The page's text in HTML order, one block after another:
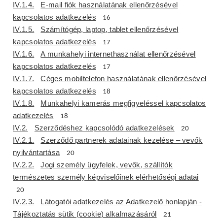
IV.1.4.
E-mail fiók használatának ellenőrzésével
kapcsolatos adatkezelés
16
IV.1.5.
Számítógép, laptop, tablet ellenőrzésével
kapcsolatos adatkezelés
17
IV.1.6.
A munkahelyi internethasználat ellenőrzésével
kapcsolatos adatkezelés
17
IV.1.7.
Céges mobiltelefon használatának ellenőrzésével
kapcsolatos adatkezelés
18
IV.1.8.
Munkahelyi kamerás megfigyeléssel kapcsolatos
adatkezelés
18
IV.2. Szerződéshez kapcsolódó adatkezelések 20
IV.2.1.
Szerződő partnerek adatainak kezelése – vevők
nyilvántartása
20
IV.2.2.
Jogi személy ügyfelek, vevők, szállítók
természetes személy képviselőinek elérhetőségi adatai
20
IV.2.3.
Látogatói adatkezelés az Adatkezelő honlapján -
Tájékoztatás sütik (cookie) alkalmazásáról
21